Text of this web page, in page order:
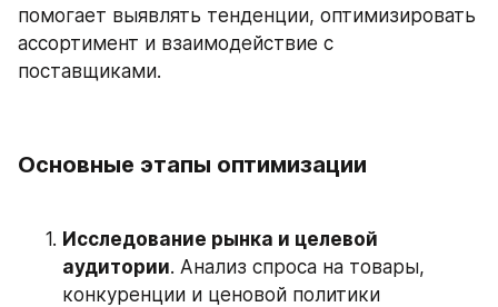
помогает выявлять тенденции, оптимизировать
ассортимент и взаимодействие с
поставщиками.
Основные этапы оптимизации
Исследование рынка и целевой
аудитории. Анализ спроса на товары,
конкуренции и ценовой политики